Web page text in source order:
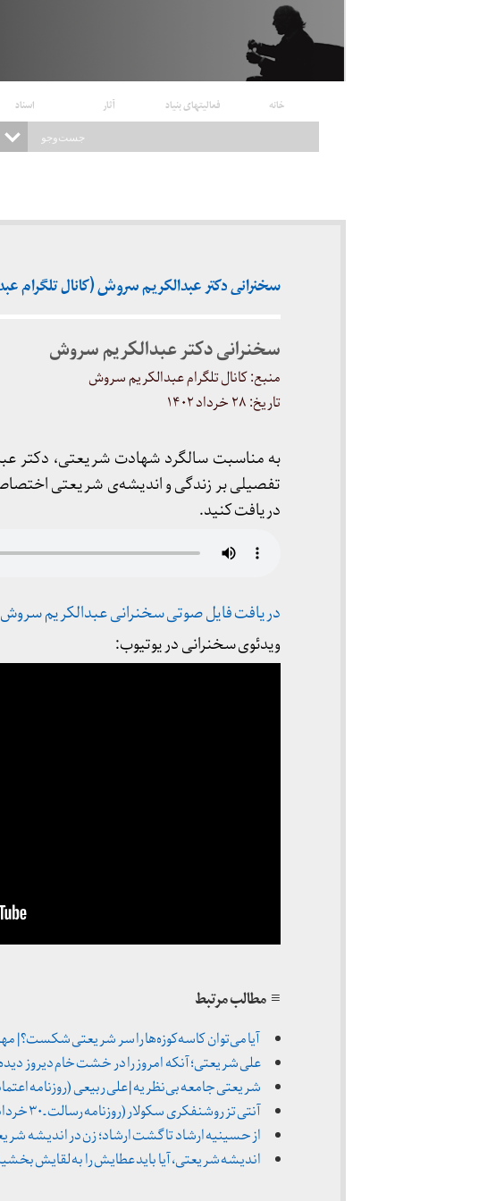
خانه فعالیتهای بنیاد آثار اسناد
سخنرانی دکتر عبدالکریم سروش (کانال تلگرام عبدالکریم
سخنرانی دکتر عبدالکریم سروش
منبع: کانال تلگرام عبدالکریم سروش
تاریخ: ۲۸ خرداد ۱۴۰۲
تفصیلی بر زندگی و اندیشه‌ی شریعتی
دریافت کنید.
دریافت فایل صوتی سخنرانی عبدالکریم سروش
ویدئوی سخنرانی در یوتیوب:
≡ مطالب مرتبط
آیا می‌توان کاسه‌کوزه‌ها را سر شریعتی شکست؟ | مهرداد
علی شریعتی؛ آنکه امروز را در خشت خام دیروز دیده بود! |
شریعتی جامعه بی‌نظریه | علی ربیعی (روزنامه اعتماد ـ ۳۰ خرداد
آنتی تز روشنفکری سکولار (روزنامه رسالت ـ ۳۰ خرداد ۱۴۰۲)
از حسینیه ارشاد تا گشت ارشاد؛ زن در اندیشه شریعتی |
اندیشه شریعتی، آیا باید عطایش را به لقایش بخشید؟ | حمزه